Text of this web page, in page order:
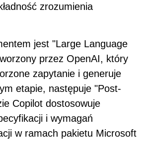
zrozumienia
jest "Large Language
przez OpenAI, który
zapytanie i generuje
etapie, następuje "Post-
Copilot dostosowuje
i wymagań
w ramach pakietu Microsoft